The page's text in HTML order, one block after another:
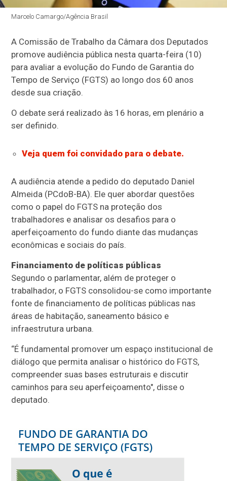
Marcelo Camargo/Agência Brasil
A Comissão de Trabalho da Câmara dos Deputados
promove audiência pública nesta quarta-feira (10)
para avaliar a evolução do Fundo de Garantia do
Tempo de Serviço (FGTS) ao longo dos 60 anos
desde sua criação.
O debate será realizado às 16 horas, em plenário a
ser definido.
Veja quem foi convidado para o debate.
A audiência atende a pedido do deputado Daniel
Almeida (PCdoB-BA). Ele quer abordar questões
como o papel do FGTS na proteção dos
trabalhadores e analisar os desafios para o
aperfeiçoamento do fundo diante das mudanças
econômicas e sociais do país.
Financiamento de políticas públicas
Segundo o parlamentar, além de proteger o
trabalhador, o FGTS consolidou-se como importante
fonte de financiamento de políticas públicas nas
áreas de habitação, saneamento básico e
infraestrutura urbana.
“É fundamental promover um espaço institucional de
diálogo que permita analisar o histórico do FGTS,
compreender suas bases estruturais e discutir
caminhos para seu aperfeiçoamento", disse o
deputado.